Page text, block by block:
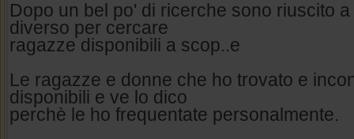
Dopo un bel po' di ricerche sono riuscito
diverso per cercare
ragazze disponibili a scop..e
Le ragazze e donne che ho trovato e
disponibili e ve lo dico
perchè le ho frequentate personalmente.